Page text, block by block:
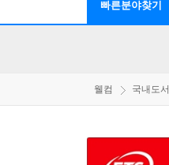
빠른분야찾기
웰컴 국내도서